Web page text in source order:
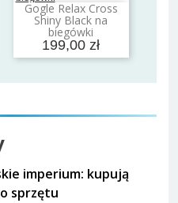
Gogle Relax Cross
Shiny Black na
biegówki
199,00 zł
Dodaj do koszyka
imperium: kupują
sprzętu